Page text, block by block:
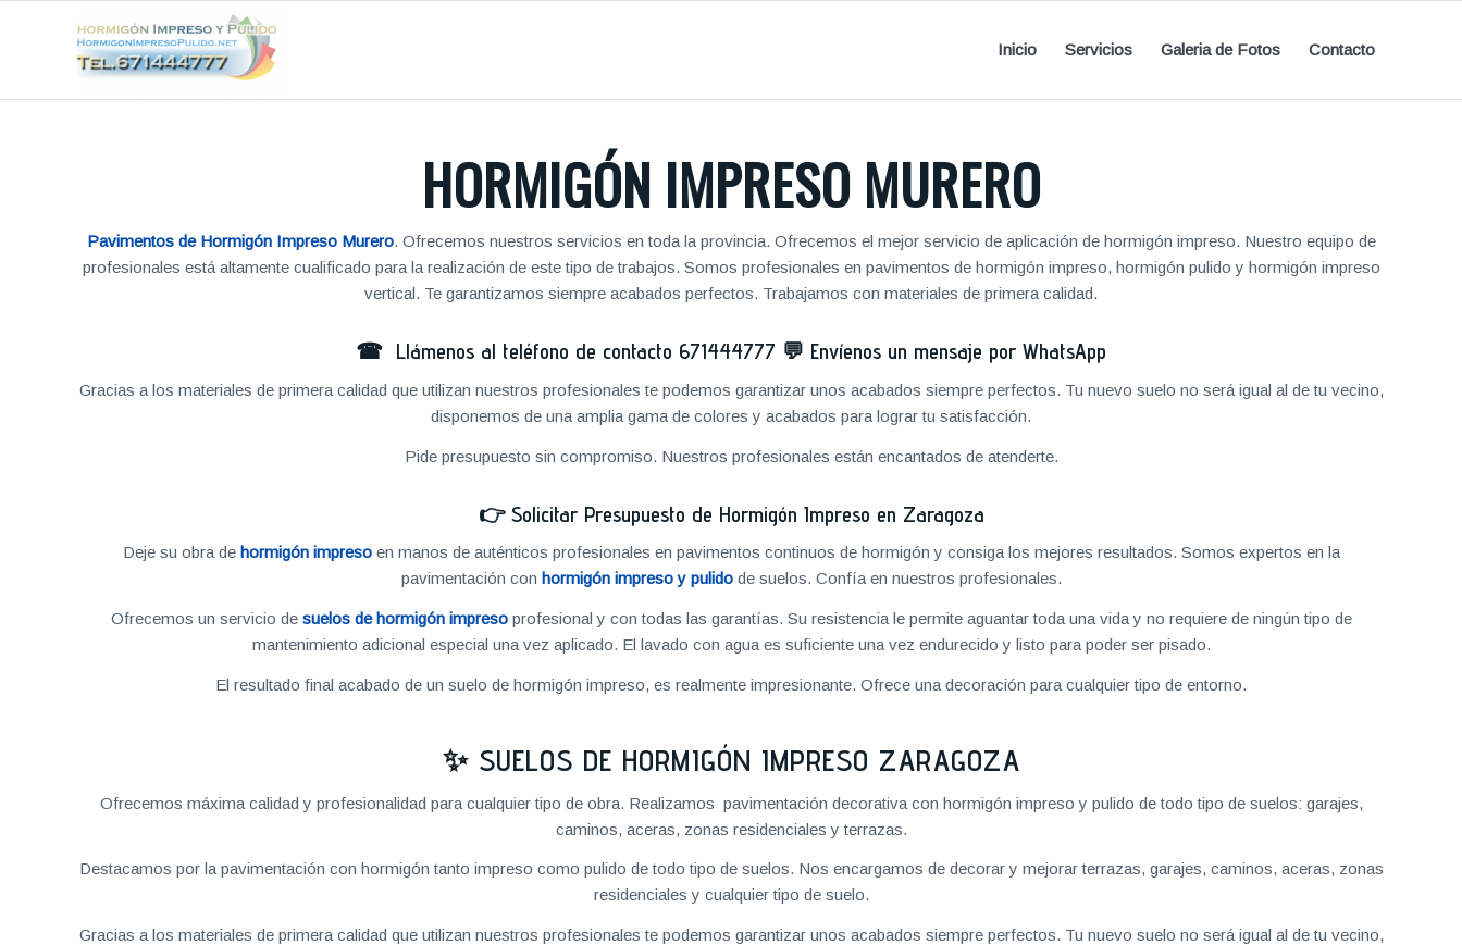
Inicio Servicios Galeria de Fotos Contacto
HORMIGÓN IMPRESO MURERO
Pavimentos de Hormigón Impreso Murero. Ofrecemos nuestros servicios en toda la provincia. Ofrecemos el mejor servicio de aplicación de hormigón impreso. Nuestro equipo de
profesionales está altamente cualificado para la realización de este tipo de trabajos. Somos profesionales en pavimentos de hormigón impreso, hormigón pulido y hormigón impreso
vertical. Te garantizamos siempre acabados perfectos. Trabajamos con materiales de primera calidad.
☎ Llámenos al teléfono de contacto 671444777 💬 Envíenos un mensaje por WhatsApp
Gracias a los materiales de primera calidad que utilizan nuestros profesionales te podemos garantizar unos acabados siempre perfectos. Tu nuevo suelo no será igual al de tu vecino,
disponemos de una amplia gama de colores y acabados para lograr tu satisfacción.
Pide presupuesto sin compromiso. Nuestros profesionales están encantados de atenderte.
👉 Solicitar Presupuesto de Hormigón Impreso en Zaragoza
Deje su obra de hormigón impresoen manos de auténticos profesionales en pavimentos continuos de hormigón y consiga los mejores resultados. Somos expertos en la
pavimentación con hormigón impreso y pulidode suelos. Confía en nuestros profesionales.
Ofrecemos un servicio de suelos de hormigón impresoprofesional y con todas las garantías. Su resistencia le permite aguantar toda una vida y no requiere de ningún tipo de
mantenimiento adicional especial una vez aplicado. El lavado con agua es suficiente una vez endurecido y listo para poder ser pisado.
El resultado final acabado de un suelo de hormigón impreso, es realmente impresionante. Ofrece una decoración para cualquier tipo de entorno.
✨ SUELOS DE HORMIGÓN IMPRESO ZARAGOZA
Ofrecemos máxima calidad y profesionalidad para cualquier tipo de obra. Realizamos pavimentación decorativa con hormigón impreso y pulido de todo tipo de suelos: garajes,
caminos, aceras, zonas residenciales y terrazas.
Destacamos por la pavimentación con hormigón tanto impreso como pulido de todo tipo de suelos. Nos encargamos de decorar y mejorar terrazas, garajes, caminos, aceras, zonas
residenciales y cualquier tipo de suelo.
Gracias a los materiales de primera calidad que utilizan nuestros profesionales te podemos garantizar unos acabados siempre perfectos. Tu nuevo suelo no será igual al de tu vecino,